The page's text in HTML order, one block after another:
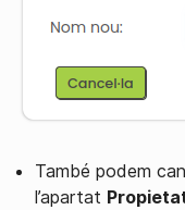
També podem
l’apartat